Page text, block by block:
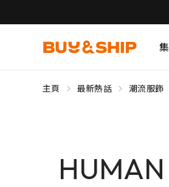
主頁 最新熱話 潮流服飾